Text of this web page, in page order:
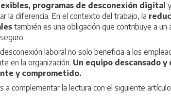
programas de desconexión digital
la diferencia. En el contexto del trabajo, la
también es una obligación que contribuye a un
laboral no solo beneficia a los
en la organización. Un equipo descansado
y comprometido.
a complementar la lectura con el siguiente artículo